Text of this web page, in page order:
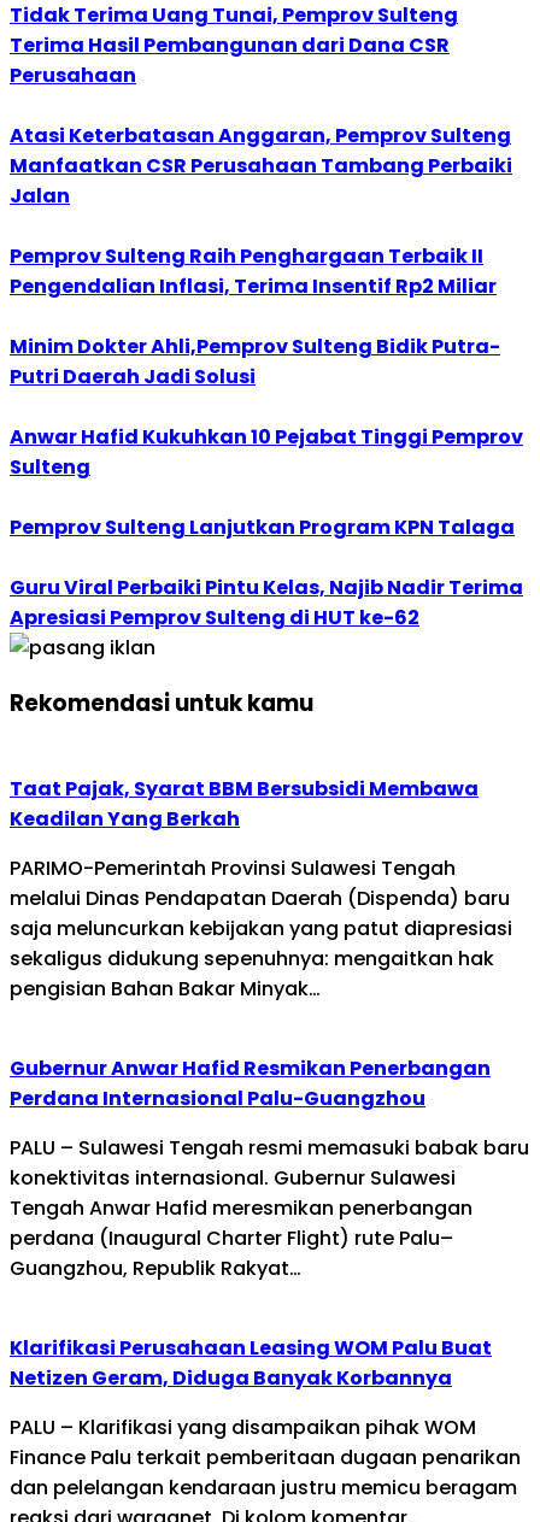
Tidak Terima Uang Tunai, Pemprov Sulteng
Terima Hasil Pembangunan dari Dana CSR
Perusahaan
Atasi Keterbatasan Anggaran, Pemprov Sulteng
Manfaatkan CSR Perusahaan Tambang Perbaiki
Jalan
Pemprov Sulteng Raih Penghargaan Terbaik II
Pengendalian Inflasi, Terima Insentif Rp2 Miliar
Minim Dokter Ahli,Pemprov Sulteng Bidik Putra-
Putri Daerah Jadi Solusi
Anwar Hafid Kukuhkan 10 Pejabat Tinggi Pemprov
Sulteng
Pemprov Sulteng Lanjutkan Program KPN Talaga
Guru Viral Perbaiki Pintu Kelas, Najib Nadir Terima
Apresiasi Pemprov Sulteng di HUT ke-62
Rekomendasi untuk kamu
Taat Pajak, Syarat BBM Bersubsidi Membawa
Keadilan Yang Berkah
PARIMO-Pemerintah Provinsi Sulawesi Tengah
melalui Dinas Pendapatan Daerah (Dispenda) baru
saja meluncurkan kebijakan yang patut diapresiasi
sekaligus didukung sepenuhnya: mengaitkan hak
pengisian Bahan Bakar Minyak…
Gubernur Anwar Hafid Resmikan Penerbangan
Perdana Internasional Palu-Guangzhou
PALU – Sulawesi Tengah resmi memasuki babak baru
konektivitas internasional. Gubernur Sulawesi
Tengah Anwar Hafid meresmikan penerbangan
perdana (Inaugural Charter Flight) rute Palu–
Guangzhou, Republik Rakyat…
Klarifikasi Perusahaan Leasing WOM Palu Buat
Netizen Geram, Diduga Banyak Korbannya
PALU – Klarifikasi yang disampaikan pihak WOM
Finance Palu terkait pemberitaan dugaan penarikan
dan pelelangan kendaraan justru memicu beragam